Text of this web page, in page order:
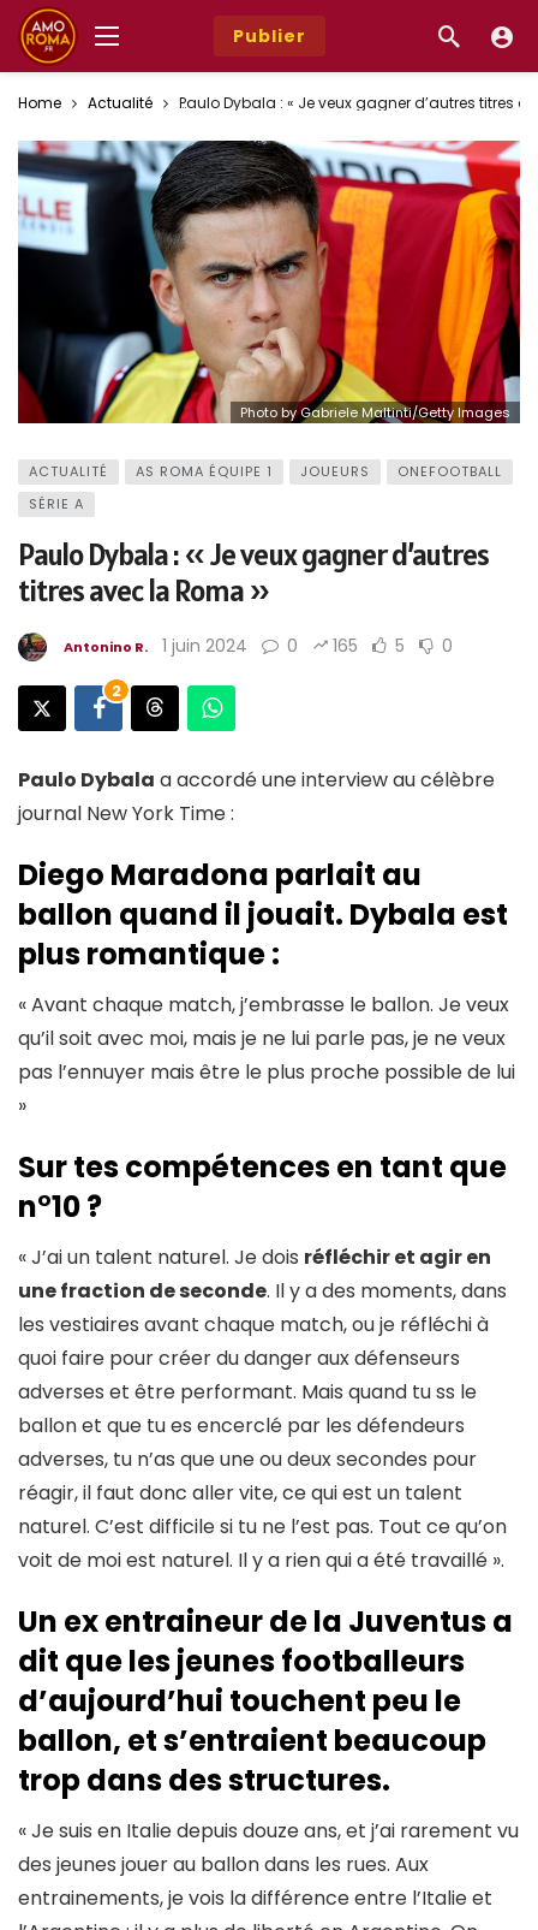
Publier
Home Actualité Paulo Dybala : « Je veux gagner d’autres titres
Photo by Gabriele Maltinti/Getty Images
ACTUALITÉ AS ROMA ÉQUIPE 1 JOUEURS
ONEFOOTBALL
SÉRIE A
Paulo Dybala : « Je veux gagner d’autres
titres avec la Roma »
Antonino R. 1 juin 2024 0 165 5 0
2
Paulo Dybala a accordé une interview au célèbre
journal New York Time :
Diego Maradona parlait au
ballon quand il jouait. Dybala est
plus romantique :
« Avant chaque match, j’embrasse le ballon. Je veux
qu’il soit avec moi, mais je ne lui parle pas, je ne veux
pas l’ennuyer mais être le plus proche possible de lui
»
Sur tes compétences en tant que
n°10 ?
« J’ai un talent naturel. Je dois réfléchir et agir en
une fraction de seconde. Il y a des moments, dans
les vestiaires avant chaque match, ou je réfléchi à
quoi faire pour créer du danger aux défenseurs
adverses et être performant. Mais quand tu ss le
ballon et que tu es encerclé par les défendeurs
adverses, tu n’as que une ou deux secondes pour
réagir, il faut donc aller vite, ce qui est un talent
naturel. C’est difficile si tu ne l’est pas. Tout ce qu’on
voit de moi est naturel. Il y a rien qui a été travaillé ».
Un ex entraineur de la Juventus a
dit que les jeunes footballeurs
d’aujourd’hui touchent peu le
ballon, et s’entraient beaucoup
trop dans des structures.
« Je suis en Italie depuis douze ans, et j’ai rarement vu
des jeunes jouer au ballon dans les rues. Aux
entrainements, je vois la différence entre l’Italie et